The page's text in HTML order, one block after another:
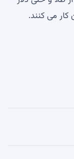
کار می کنند.